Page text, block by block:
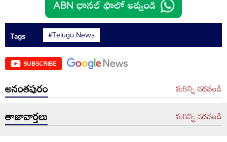
Tags #Telugu News
SUBSCRIBE
అనంతపురం మరిన్ని చదవండి
తాజావార్తలు మరిన్ని చదవండి